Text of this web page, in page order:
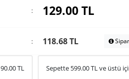
: 129.00TL
: 118.68 TL
90.00TL Sepette 599.00TL ve üstü